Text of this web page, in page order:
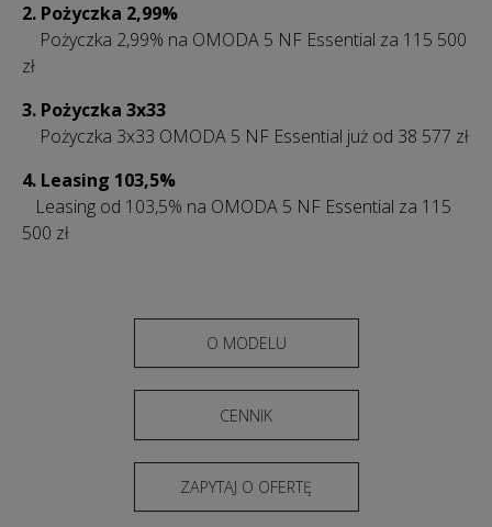
2. Pożyczka 2,99%
Pożyczka 2,99% na OMODA 5 NF Essential za 115 500
zł
3. Pożyczka 3x33
Pożyczka 3x33 OMODA 5 NF Essential już od 38 577 zł
4. Leasing 103,5%
Leasing od 103,5% na OMODA 5 NF Essential za 115
500 zł
O MODELU
CENNIK
ZAPYTAJ O OFERTĘ